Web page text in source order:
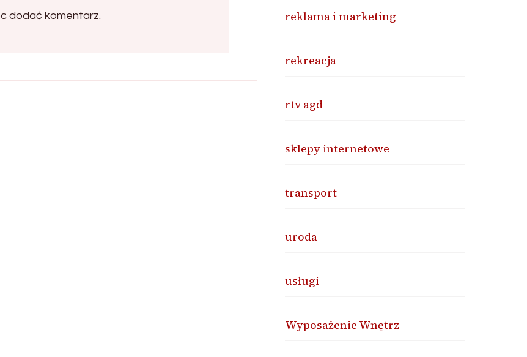
dodać komentarz. reklama i marketing
rekreacja
rtv agd
sklepy internetowe
transport
uroda
usługi
Wyposażenie Wnętrz